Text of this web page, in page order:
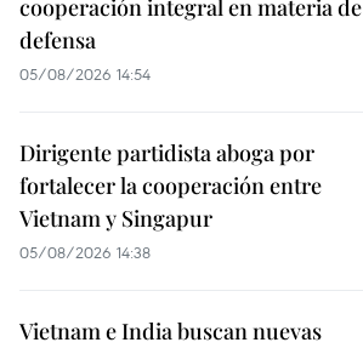
cooperación integral en materia de
defensa
05/08/2026 14:54
Dirigente partidista aboga por
fortalecer la cooperación entre
Vietnam y Singapur
05/08/2026 14:38
Vietnam e India buscan nuevas